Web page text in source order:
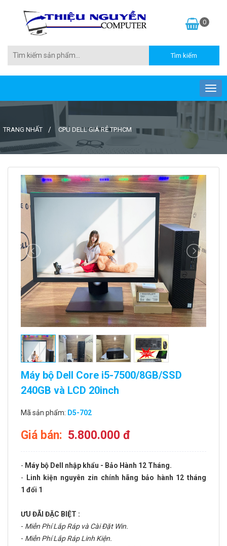
0
TRANG NHẤT CPU DELL GIÁ RẺ TP.HCM
Máy bộ Dell Core i5-7500/8GB/SSD
240GB và LCD 20inch
Mã sản phẩm: D5-702
Giá bán: 5.800.000 đ
- Máy bộ Dell nhập khẩu - Bảo Hành 12 Tháng.
-
Linh kiện nguyên zin chính hãng bảo hành 12 tháng
1 đổi 1
ƯU ĐÃI ĐẶC BIỆT :
- Miễn Phí Lắp Ráp và Cài Đặt Win.
- Miễn Phí Lắp Ráp Linh Kiện.